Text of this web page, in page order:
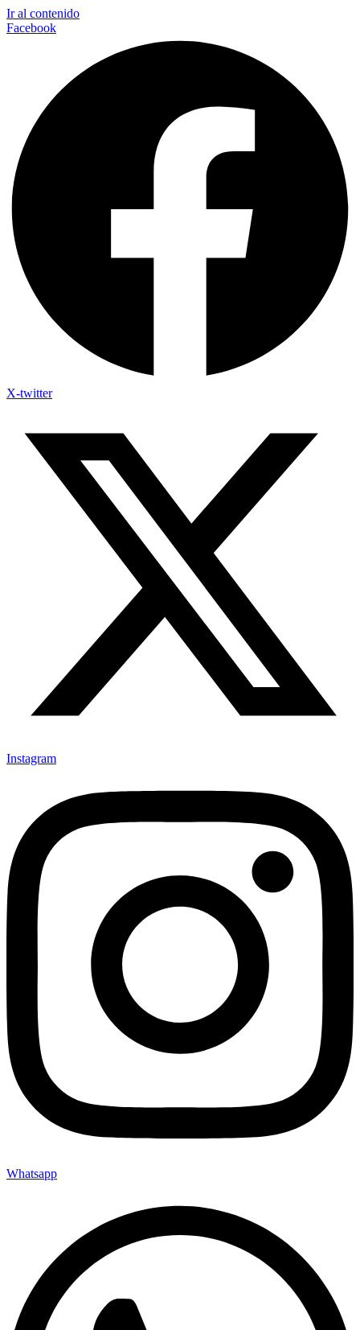
Ir al contenido
Facebook
X-twitter
Instagram
Whatsapp